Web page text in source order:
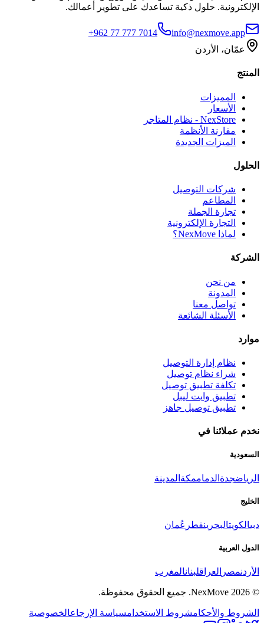
حلول ذكية تساعدك على تطوير أعمالك.
info@nexmove.app
+962 77 777 7014
عمّان، الأردن
المميزات
الأسعار
NexStore - نظام المتاجر
مقارنة الأنظمة
الميزات الجديدة
شركات التوصيل
المطاعم
تجارة الجملة
التجارة الإلكترونية
لماذا NexMove؟
من نحن
المدونة
تواصل معنا
الأسئلة الشائعة
نظام إدارة التوصيل
شراء نظام توصيل
تكلفة تطبيق توصيل
تطبيق وايت ليبل
تطبيق توصيل جاهز
عملائنا في
جدةالدماممكةالمدينة
الكويتالبحرين قطرعُمان
العربية
مصرالعراق لبنانالمغرب
2026
NexMove. جميع الحقوق محفوظة.
والأحكامشروط الاستخدام سياسة الإرجاعالخصوصية